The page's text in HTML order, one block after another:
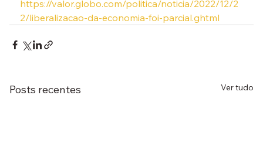
https://valor.globo.com/politica/noticia/2022/12/2
2/liberalizacao-da-economia-foi-parcial.ghtml
Posts recentes Ver tudo